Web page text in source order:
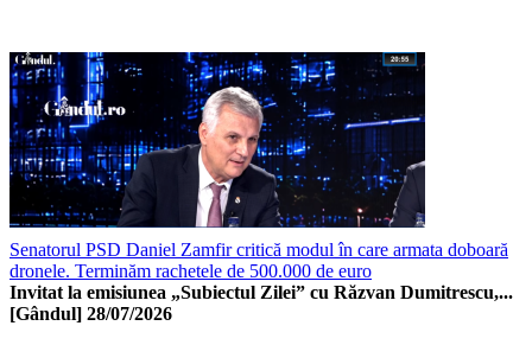
Senatorul PSD Daniel Zamfir critică modul în care armata doboară
dronele. Terminăm rachetele de 500.000 de euro
Invitat la emisiunea „Subiectul Zilei” cu Răzvan Dumitrescu,...
[Gândul] 28/07/2026